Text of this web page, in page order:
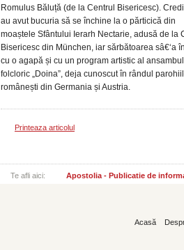
Romulus Băluță (de la Centrul Bisericesc).
au avut bucuria să se închine la o părticică din
moaștele Sfântului Ierarh Nectarie, adusă de la
Bisericesc din München, iar sărbătoarea sâ€‘a
cu o agapă și cu un program artistic al
folcloric „Doina”, deja cunoscut în rândul
românești din Germania și Austria.
Printeaza articolul
Te afli aici: Apostolia - Publicatie de
Acasă